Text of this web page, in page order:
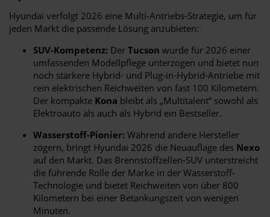
Hyundai verfolgt 2026 eine Multi-Antriebs-Strategie, um für
jeden Markt die passende Lösung anzubieten:
SUV-Kompetenz: Der Tucson wurde für 2026 einer
umfassenden Modellpflege unterzogen und bietet nun
noch stärkere Hybrid- und Plug-in-Hybrid-Antriebe mit
rein elektrischen Reichweiten von fast 100 Kilometern.
Der kompakte Kona bleibt als „Multitalent“ sowohl als
Elektroauto als auch als Hybrid ein Bestseller.
Wasserstoff-Pionier: Während andere Hersteller
zögern, bringt Hyundai 2026 die Neuauflage des Nexo
auf den Markt. Das Brennstoffzellen-SUV unterstreicht
die führende Rolle der Marke in der Wasserstoff-
Technologie und bietet Reichweiten von über 800
Kilometern bei einer Betankungszeit von wenigen
Minuten.